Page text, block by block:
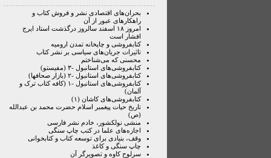
بحران‌های اقتصادی نشر و فروش کتاب و
راهکارهای عبور از آن
امروز ۱۸ اسفند سالروز درگذشت استاد ایرج
افشار است
کتابفروشی و چاپخانه تمدن ارومیه
تاثیرات جریان‌های سیاسی بر نشر کتاب
محسنی که می‌شناختم
کتابفروشی‌های استانبول -۳ (مفیستو)
کتابفروشی‌های استانبول -۲ (بازار صحافها)
کتابفروشی‌های استانبول -۱ (کافه کتاب ترک و
آلمان)
کتابفروشی‌های کاشان (۱)
تاریخ حیات پیغمبر اسلام حضرت محمد بن عبدالله
(ص)
منشی نولکشور، خادم نشر فارسی
اجازه‌های علما در کتب چاپ سنگی
وقف، بنیادی برای توسعه کتاب و کتابخوانی
چاپ سنگی و کاغذ
سرلوح کاوه و تصویرگر آن